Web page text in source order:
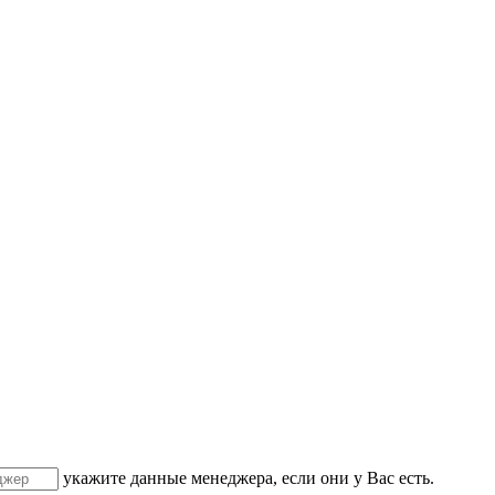
укажите данные менеджера, если они у Вас есть.